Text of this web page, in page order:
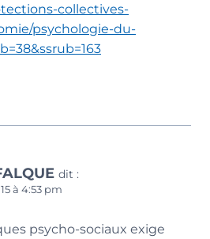
collectives-
psychologie-du-
dit :
à 4:53 pm
psycho-sociaux exige